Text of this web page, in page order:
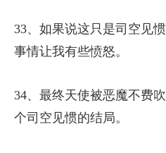
33、如果说这只是司空见
事情让我有些愤怒。
34、最终天使被恶魔不费
个司空见惯的结局。